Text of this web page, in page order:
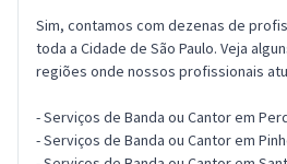
Sim, contamos com dezenas de
toda a Cidade de São Paulo. Veja
regiões onde nossos profissionais
- Serviços de Banda ou Cantor em
- Serviços de Banda ou Cantor em